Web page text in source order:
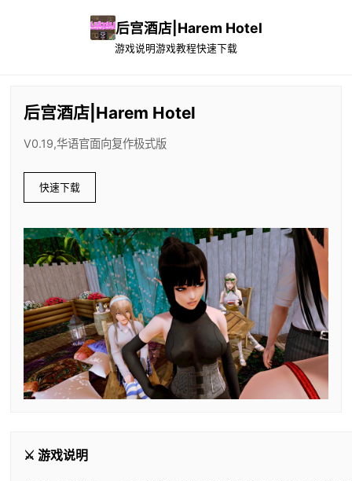
后宫酒店|Harem Hotel
游戏说明游戏教程快速下载
后宫酒店|Harem Hotel
V0.19,华语官面向复作极式版
快速下载
⚔️ 游戏说明